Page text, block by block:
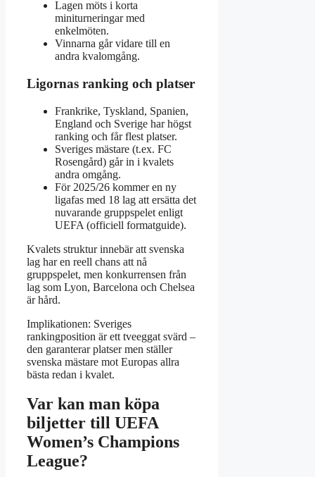
Lagen möts i korta
miniturneringar med
enkelmöten.
Vinnarna går vidare till en
andra kvalomgång.
Ligornas ranking och platser
Frankrike, Tyskland, Spanien,
England och Sverige har högst
ranking och får flest platser.
Sveriges mästare (t.ex. FC
Rosengård) går in i kvalets
andra omgång.
För 2025/26 kommer en ny
ligafas med 18 lag att ersätta det
nuvarande gruppspelet enligt
UEFA (officiell formatguide).
Kvalets struktur innebär att svenska
lag har en reell chans att nå
gruppspelet, men konkurrensen från
lag som Lyon, Barcelona och Chelsea
är hård.
Implikationen: Sveriges
rankingposition är ett tveeggat svärd –
den garanterar platser men ställer
svenska mästare mot Europas allra
bästa redan i kvalet.
Var kan man köpa
biljetter till UEFA
Women’s Champions
League?